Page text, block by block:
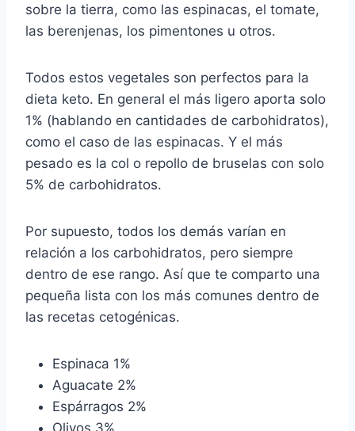
sobre la tierra, como las espinacas, el tomate,
las berenjenas, los pimentones u otros.
Todos estos vegetales son perfectos para la
dieta keto. En general el más ligero aporta solo
1% (hablando en cantidades de carbohidratos),
como el caso de las espinacas. Y el más
pesado es la col o repollo de bruselas con solo
5% de carbohidratos.
Por supuesto, todos los demás varían en
relación a los carbohidratos, pero siempre
dentro de ese rango. Así que te comparto una
pequeña lista con los más comunes dentro de
las recetas cetogénicas.
Espinaca 1%
Aguacate 2%
Espárragos 2%
Olivos 3%